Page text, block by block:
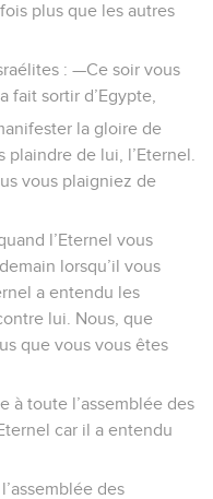
plus que les autres
: —Ce soir vous
fait sortir d’Egypte,
la gloire de
plaindre de lui, l’Eternel.
vous plaigniez de
l’Eternel vous
lorsqu’il vous
a entendu les
lui. Nous, que
que vous vous êtes
à toute l’assemblée des
car il a entendu
des